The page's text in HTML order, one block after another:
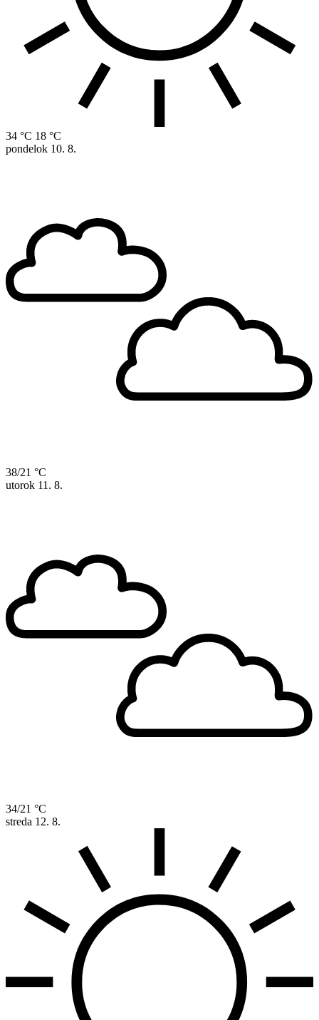
34 °C 18 °C
pondelok 10. 8.
38/21 °C
utorok 11. 8.
34/21 °C
streda 12. 8.